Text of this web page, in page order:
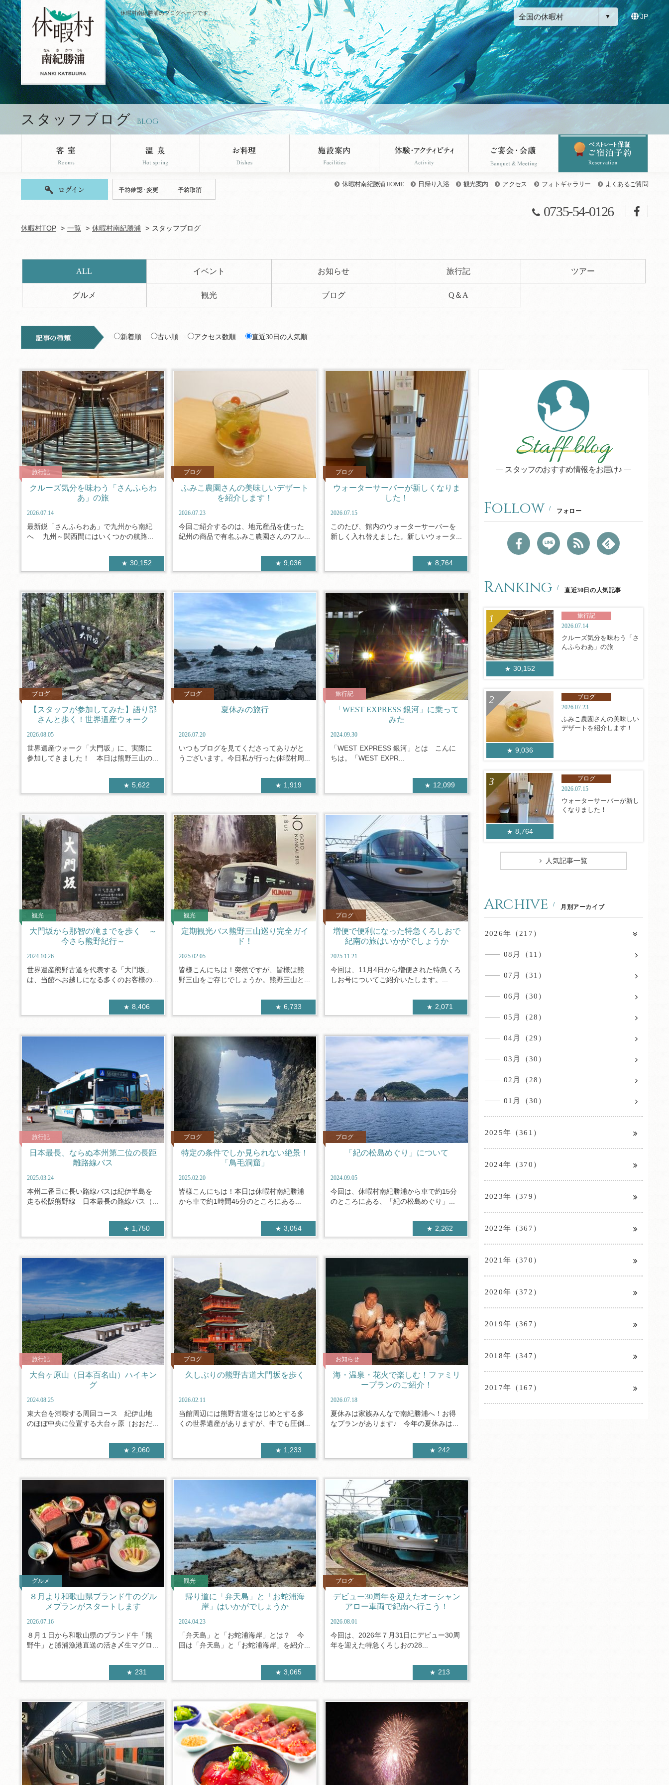
休暇村南紀勝浦のブログページです。 全国の休暇村 JP
スタッフブログ BLOG
休暇村南紀勝浦 HOME 日帰り入浴 観光案内 アクセス フォトギャラリー よくあるご質問
0735-54-0126
休暇村TOP 一覧 休暇村南紀勝浦 スタッフブログ
ALL イベント お知らせ 旅行記 ツアー
グルメ 観光 ブログ Q＆A
新着順 古い順 アクセス数順 直近30日の人気順
旅行記
クルーズ気分を味わう「さんふらわ
あ」の旅
2026.07.14
最新鋭「さんふらわあ」で九州から南紀
へ 九州～関西間にはいくつかの航路...
30,152
ブログ
ふみこ農園さんの美味しいデザート
を紹介します！
2026.07.23
今回ご紹介するのは、地元産品を使った
紀州の商品で有名ふみこ農園さんのフル...
9,036
ブログ
ウォーターサーバーが新しくなりま
した！
2026.07.15
このたび、館内のウォーターサーバーを
新しく入れ替えました。新しいウォータ...
8,764
ブログ
【スタッフが参加してみた】語り部
さんと歩く！世界遺産ウォーク
2026.08.05
世界遺産ウォーク「大門坂」に、実際に
参加してきました！ 本日は熊野三山の...
5,622
ブログ
夏休みの旅行
2026.07.20
いつもブログを見てくださってありがと
うございます。今日私が行った休暇村周...
1,919
旅行記
「WEST EXPRESS 銀河」に乗って
みた
2024.09.30
「WEST EXPRESS 銀河」とは こんに
ちは。「WEST EXPR...
12,099
観光
大門坂から那智の滝までを歩く ～
今さら熊野紀行～
2024.10.26
世界遺産熊野古道を代表する「大門坂」
は、当館へお越しになる多くのお客様の...
8,406
観光
定期観光バス熊野三山巡り完全ガイ
ド！
2025.02.05
皆様こんにちは！突然ですが、皆様は熊
野三山をご存じでしょうか。熊野三山と...
6,733
ブログ
増便で便利になった特急くろしおで
紀南の旅はいかがでしょうか
2025.11.21
今回は、11月4日から増便された特急くろ
しお号についてご紹介いたします。...
2,071
旅行記
日本最長、ならぬ本州第二位の長距
離路線バス
2025.03.24
本州二番目に長い路線バスは紀伊半島を
走る松阪熊野線 日本最長の路線パス（...
1,750
ブログ
特定の条件でしか見られない絶景！
「鳥毛洞窟」
2025.02.20
皆様こんにちは！本日は休暇村南紀勝浦
から車で約1時間45分のところにある...
3,054
ブログ
「紀の松島めぐり」について
2024.09.05
今回は、休暇村南紀勝浦から車で約15分
のところにある、「紀の松島めぐり」...
2,262
旅行記
大台ヶ原山（日本百名山）ハイキン
グ
2024.08.25
東大台を満喫する周回コース 紀伊山地
のほぼ中央に位置する大台ヶ原（おおだ...
2,060
ブログ
久しぶりの熊野古道大門坂を歩く
2026.02.11
当館周辺には熊野古道をはじめとする多
くの世界遺産がありますが、中でも圧倒...
1,233
お知らせ
海・温泉・花火で楽しむ！ファミリ
ープランのご紹介！
2026.07.18
夏休みは家族みんなで南紀勝浦へ！お得
なプランがあります♪ 今年の夏休みは...
242
グルメ
８月より和歌山県ブランド牛のグル
メプランがスタートします
2026.07.16
８月１日から和歌山県のブランド牛「熊
野牛」と勝浦漁港直送の活き〆生マグロ...
231
観光
帰り道に「弁天島」と「お蛇浦海
岸」はいかがでしょうか
2024.04.23
「弁天島」と「お蛇浦海岸」とは？ 今
回は「弁天島」と「お蛇浦海岸」を紹介...
3,065
ブログ
デビュー30周年を迎えたオーシャン
アロー車両で紀南へ行こう！
2026.08.01
今回は、2026年７月31日にデビュー30周
年を迎えた特急くろしおの28...
213
Staff blog
スタッフのおすすめ情報をお届け♪
Follow フォロー
Ranking 直近30日の人気記事
30,152
旅行記
2026.07.14
クルーズ気分を味わう「さ
んふらわあ」の旅
9,036
ブログ
2026.07.23
ふみこ農園さんの美味しい
デザートを紹介します！
8,764
ブログ
2026.07.15
ウォーターサーバーが新し
くなりました！
人気記事一覧
Archive 月別アーカイブ
2026年（217）
08月（11）
07月（31）
06月（30）
05月（28）
04月（29）
03月（30）
02月（28）
01月（30）
2025年（361）
2024年（370）
2023年（379）
2022年（367）
2021年（370）
2020年（372）
2019年（367）
2018年（347）
2017年（167）